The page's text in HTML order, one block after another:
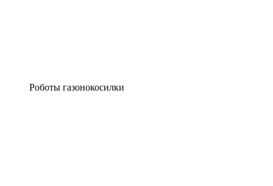
Роботы газонокосилки